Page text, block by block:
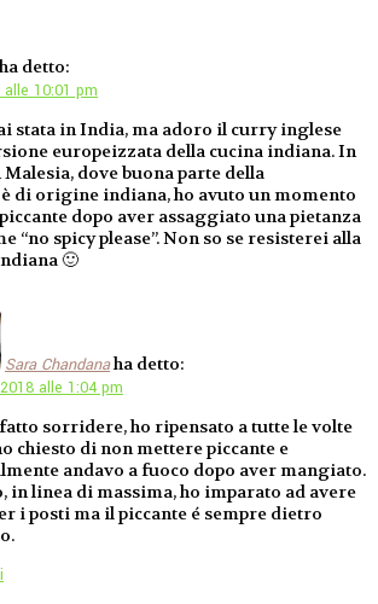
ha detto:
10:01 pm
stata in India, ma adoro il curry inglese
europeizzata della cucina indiana. In
dove buona parte della
di origine indiana, ho avuto un momento
dopo aver assaggiato una pietanza
“no spicy please”. Non so se resisterei alla
🙂
Sara Chandanaha detto:
alle 1:04 pm
sorridere, ho ripensato a tutte le volte
chiesto di non mettere piccante e
andavo a fuoco dopo aver mangiato.
in linea di massima, ho imparato ad avere
i posti ma il piccante é sempre dietro